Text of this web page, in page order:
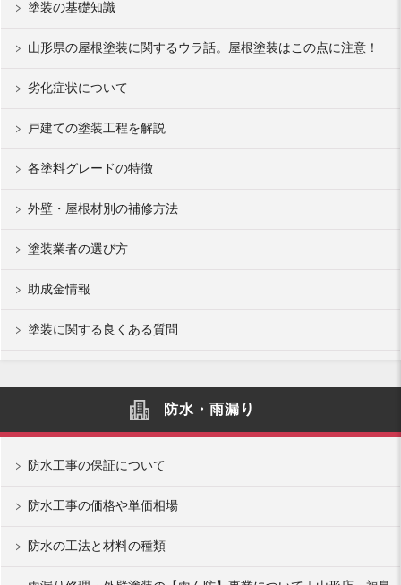
塗装の基礎知識
山形県の屋根塗装に関するウラ話。屋根塗装はこの点に注意！
劣化症状について
戸建ての塗装工程を解説
各塗料グレードの特徴
外壁・屋根材別の補修方法
塗装業者の選び方
助成金情報
塗装に関する良くある質問
防水・雨漏り
防水工事の保証について
防水工事の価格や単価相場
防水の工法と材料の種類